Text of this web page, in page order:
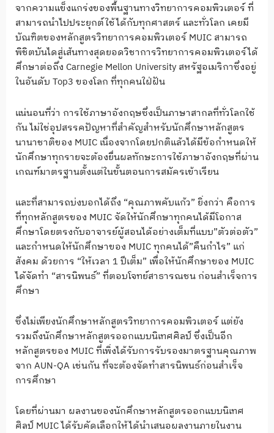
จากความแข็งแกร่งของพื้นฐานทางวิทยาการคอมพิวเตอร์ ที่
สามารถนำไปประยุกต์ใช้ได้กับทุกศาสตร์ และทั่วโลก เคยมี
บัณฑิตของหลักสูตรวิทยาการคอมพิวเตอร์ MUIC สามารถ
พิชิตบันไดสู่เส้นทางสุดยอดวิชาการวิทยาการคอมพิวเตอร์ได้
ศึกษาต่อถึง Carnegie Mellon University สหรัฐอเมริกาซึ่งอยู่
ในอันดับ Top3 ของโลก ที่ทุกคนใฝ่ฝัน
แน่นอนที่ว่า การใช้ภาษาอังกฤษซึ่งเป็นภาษาสากลที่ทั่วโลกใช้
กัน ไม่ใช่อุปสรรคปัญหาที่สำคัญสำหรับนักศึกษาหลักสูตร
นานาชาติของ MUIC เนื่องจากโดยปกติแล้วได้มีข้อกำหนดให้
นักศึกษาทุกรายจะต้องยื่นผลทักษะการใช้ภาษาอังกฤษที่ผ่าน
เกณฑ์มาตรฐานตั้งแต่ในขั้นตอนการสมัครเข้าเรียน
และที่สามารถบ่งบอกได้ถึง “คุณภาพคับแก้ว” ยิ่งกว่า คือการ
ที่ทุกหลักสูตรของ MUIC จัดให้นักศึกษาทุกคนได้มีโอกาส
ศึกษาโดยตรงกับอาจารย์ผู้สอนได้อย่างเต็มที่แบบ”ตัวต่อตัว”
และกำหนดให้นักศึกษาของ MUIC ทุกคนได้”คืนกำไร” แก่
สังคม ด้วยการ “ให้เวลา 1 ปีเต็ม” เพื่อให้นักศึกษาของ MUIC
ได้จัดทำ “สารนิพนธ์” ที่ตอบโจทย์สาธารณชน ก่อนสำเร็จการ
ศึกษา
ซึ่งไม่เพียงนักศึกษาหลักสูตรวิทยาการคอมพิวเตอร์ แต่ยัง
รวมถึงนักศึกษาหลักสูตรออกแบบนิเทศศิลป์ ซึ่งเป็นอีก
หลักสูตรของ MUIC ที่เพิ่งได้รับการรับรองมาตรฐานคุณภาพ
จาก AUN-QA เช่นกัน ที่จะต้องจัดทำสารนิพนธ์ก่อนสำเร็จ
การศึกษา
โดยที่ผ่านมา ผลงานของนักศึกษาหลักสูตรออกแบบนิเทศ
ศิลป์ MUIC ได้รับคัดเลือกให้ได้นำเสนอผลงานภายในงาน